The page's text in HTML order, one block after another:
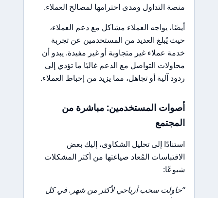
منصة التداول ومدى احترامها لمصالح العملاء.
أيضًا، يواجه العملاء مشاكل مع دعم العملاء،
حيث يُبلغ العديد من المستخدمين عن تجربة
خدمة عملاء غير متجاوبة أو غير مفيدة. يبدو أن
محاولات التواصل مع الدعم غالبًا ما تؤدي إلى
ردود آلية أو تجاهل، مما يزيد من إحباط العملاء.
أصوات المستخدمين: مباشرة من
المجتمع
استنادًا إلى تحليل الشكاوى، إليك بعض
الاقتباسات المُعاد صياغتها من أكثر المشكلات
شيوعًا:
“حاولت سحب أرباحي لأكثر من شهر. في كل